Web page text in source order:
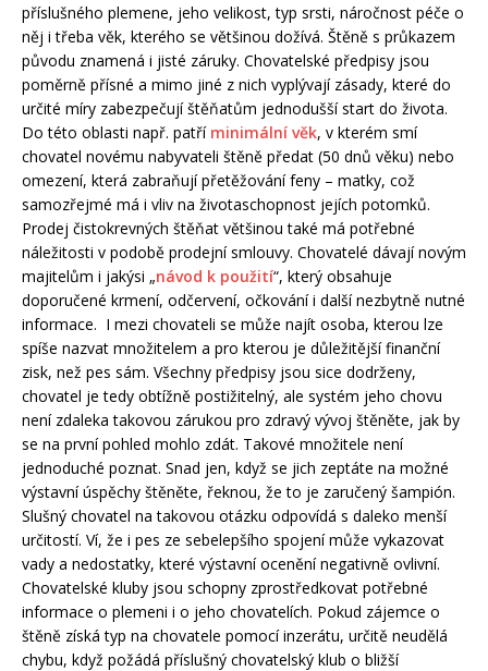
příslušného plemene, jeho velikost, typ srsti, náročnost péče o
něj i třeba věk, kterého se většinou dožívá. Štěně s průkazem
původu znamená i jisté záruky. Chovatelské předpisy jsou
poměrně přísné a mimo jiné z nich vyplývají zásady, které do
určité míry zabezpečují štěňatům jednodušší start do života.
Do této oblasti např. patří minimální věk, v kterém smí
chovatel novému nabyvateli štěně předat (50 dnů věku) nebo
omezení, která zabraňují přetěžování feny – matky, což
samozřejmé má i vliv na životaschopnost jejích potomků.
Prodej čistokrevných štěňat většinou také má potřebné
náležitosti v podobě prodejní smlouvy. Chovatelé dávají novým
majitelům i jakýsi „návod k použití“, který obsahuje
doporučené krmení, odčervení, očkování i další nezbytně nutné
informace. I mezi chovateli se může najít osoba, kterou lze
spíše nazvat množitelem a pro kterou je důležitější finanční
zisk, než pes sám. Všechny předpisy jsou sice dodrženy,
chovatel je tedy obtížně postižitelný, ale systém jeho chovu
není zdaleka takovou zárukou pro zdravý vývoj štěněte, jak by
se na první pohled mohlo zdát. Takové množitele není
jednoduché poznat. Snad jen, když se jich zeptáte na možné
výstavní úspěchy štěněte, řeknou, že to je zaručený šampión.
Slušný chovatel na takovou otázku odpovídá s daleko menší
určitostí. Ví, že i pes ze sebelepšího spojení může vykazovat
vady a nedostatky, které výstavní ocenění negativně ovlivní.
Chovatelské kluby jsou schopny zprostředkovat potřebné
informace o plemeni i o jeho chovatelích. Pokud zájemce o
štěně získá typ na chovatele pomocí inzerátu, určitě neudělá
chybu, když požádá příslušný chovatelský klub o bližší